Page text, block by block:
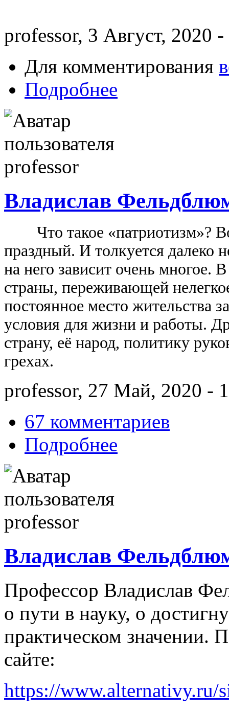
professor, 3 Август, 2020
Для комментирования
Подробнее
Владислав
Что такое «патриотизм»?
праздный. И толкуется далеко
на него зависит очень многое.
страны, переживающей
постоянное место жительства
условия для жизни и работы.
страну, её народ, политику
грехах.
professor, 27 Май, 2020 -
67 комментариев
Подробнее
Владислав
Профессор Владислав
о пути в науку, о
практическом значении.
сайте:
https://www.alternativy.ru/